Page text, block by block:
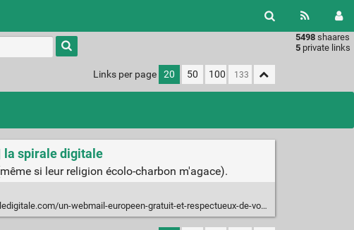
5498 shaares
5 private links
Type 1 or
more
characters
results.
Links per page 20 50 100
la spirale digitale
si leur religion écolo-charbon m'agace).
un-webmail-europeen-gratuit-et-respectueux-de-votre-vie-privee-cest-possible/